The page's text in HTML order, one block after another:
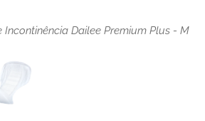
Dailee Premium Plus - M
Dailee Premium Plus - M